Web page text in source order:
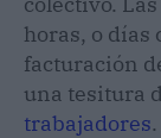
horas, o días
facturación
una tesitura
trabajadores.